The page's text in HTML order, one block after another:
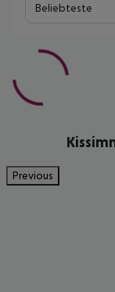
Beliebteste
Previous